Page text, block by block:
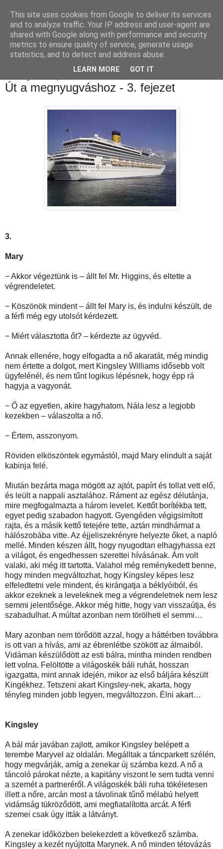
Luthien Könyvvilága Blog
Út a megnyugváshoz - 3. fejezet
3.
Mary
− Akkor végeztünk is – állt fel Mr. Higgins, és eltette a
végrendeletet.
− Köszönök mindent – állt fel Mary is, és indulni készült, de
a férfi még egy utolsót kérdezett.
− Miért választotta őt? – kérdezte az ügyvéd.
Annak ellenére, hogy elfogadta a nő akaratát, még mindig
nem értette a dolgot, mert Kingsley Williams idősebb volt
ügyfelénél, és nem tűnt logikus lépésnek, hogy épp rá
hagyja a vagyonát.
− Ő az egyetlen, akire hagyhatom. Nála lesz a legjobb
kezekben – válaszolta a nő.
− Értem, asszonyom.
Röviden elköszöntek egymástól, majd Mary elindult a saját
kabinja felé.
Miután bezárta maga mögött az ajtót, papírt és tollat vett elő,
és leült a nappali asztalához. Ráment az egész délutánja,
mire megfogalmazta a három levelet. Kettőt borítékba tett,
egyet pedig szabadon hagyott. Gyengéden végigsimított
rajta, és a másik kettő tetejére tette, aztán mindhármat a
hálószobába vitte. Az éjjeliszekrényre helyezte őket, a napló
mellé. Minden készen állt, hogy nyugodtan elhagyhassa ezt
a világot, és engedhessen szerettei hívásának. Ám volt
valaki, aki még itt tartotta. Valahol még reménykedett benne,
hogy minden megváltozhat, hogy Kingsley képes lesz
elfeledtetni vele mindent, és kirángatja a béklyóiból, és
akkor ezeknek a leveleknek meg a végrendeletnek nem lesz
semmi jelentősége. Akkor még hitte, hogy van visszaútja, és
szabadulhat. A múltat azonban nem törölheti el semmi…
Mary azonban nem törődött azzal, hogy a háttérben továbbra
is ott van a hívás, ami az ébrenlétbe szökött az álmaiból.
Vidáman készülődött az esti bálra, mintha minden rendben
lett volna. Felöltötte a világoskék báli ruhát, hosszan
igazgatta, mint annak idején, mikor az első báljára készült
Kingékhez. Tetszeni akart Kingsley-nek, akarta, hogy
tényleg minden jobb legyen, megváltozzon. Élni akart…
Kingsley
A bál már javában zajlott, amikor Kingsley belépett a
terembe Maryvel az oldalán. Megálltak a táncparkett szélén,
hogy megvárják, amíg a zenekar új számba kezd. A nő a
táncoló párokat nézte, a kapitány viszont le sem tudta venni
a szemét a partneréről. A világoskék báli ruha tökéletesen
illett a nőre, arcán most a távolinak tűnő mélabú helyett
vidámság tükröződött, ami megfiatalította arcát. A férfi
szemei csak úgy itták a látványt.
A zenekar időközben belekezdett a következő számba.
Kingsley a kezét nyújtotta Marynek. A nő minden tétovázás
This site uses cookies from Google to deliver its services
and to analyze traffic. Your IP address and user-agent are
shared with Google along with performance and security
metrics to ensure quality of service, generate usage
statistics, and to detect and address abuse.
LEARN MORE GOT IT